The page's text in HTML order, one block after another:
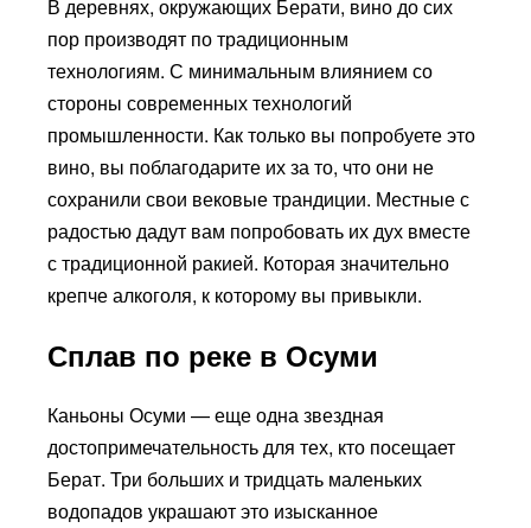
В деревнях, окружающих Берати, вино до сих
пор производят по традиционным
технологиям. С минимальным влиянием со
стороны современных технологий
промышленности. Как только вы попробуете это
вино, вы поблагодарите их за то, что они не
сохранили свои вековые трандиции. Местные с
радостью дадут вам попробовать их дух вместе
с традиционной ракией. Которая значительно
крепче алкоголя, к которому вы привыкли.
Сплав по реке в Осуми
Каньоны Осуми — еще одна звездная
достопримечательность для тех, кто посещает
Берат. Три больших и тридцать маленьких
водопадов украшают это изысканное